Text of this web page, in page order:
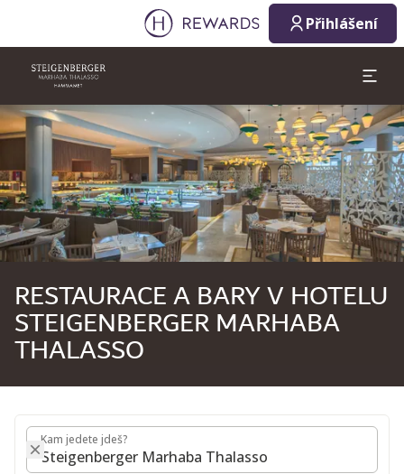
Přihlášení
Sklíčko 1 z 1
RESTAURACE A BARY V HOTELU
STEIGENBERGER MARHABA
THALASSO
09. 08. 2026
1 Pokoj(e) ⋅ 1 Osoba
Kam jedete jdeš?
Kam jedete jdeš?